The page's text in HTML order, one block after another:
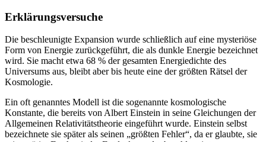
Erklärungsversuche
Die beschleunigte Expansion wurde schließlich auf eine mysteriöse
Form von Energie zurückgeführt, die als dunkle Energie bezeichnet
wird. Sie macht etwa 68 % der gesamten Energiedichte des
Universums aus, bleibt aber bis heute eine der größten Rätsel der
Kosmologie.
Ein oft genanntes Modell ist die sogenannte kosmologische
Konstante, die bereits von Albert Einstein in seine Gleichungen der
Allgemeinen Relativitätstheorie eingeführt wurde. Einstein selbst
bezeichnete sie später als seinen „größten Fehler“, da er glaubte, sie